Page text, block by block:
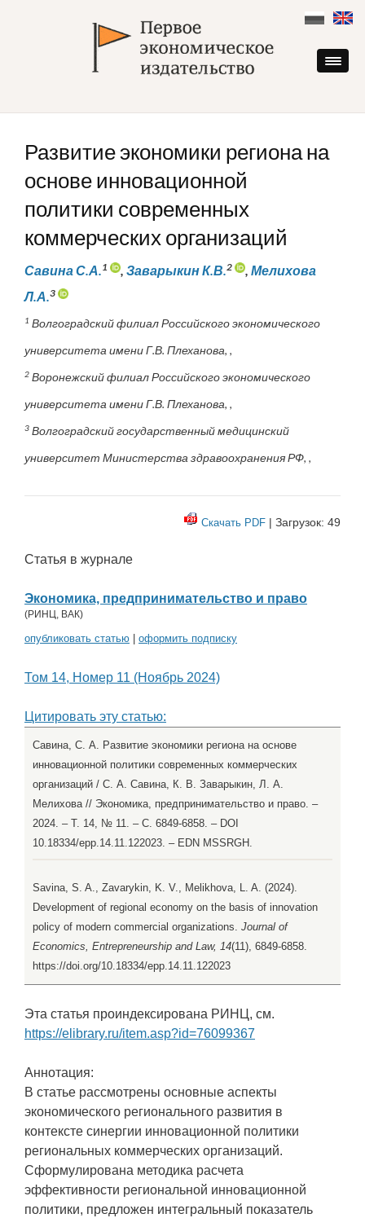
content
Развитие экономики региона на
основе инновационной
политики современных
коммерческих организаций
Савина С.А.1 , Заварыкин К.В.2 , Мелихова
Л.А.3
1 Волгоградский филиал Российского экономического
университета имени Г.В. Плеханова, ,
2 Воронежский филиал Российского экономического
университета имени Г.В. Плеханова, ,
3 Волгоградский государственный медицинский
университет Министерства здравоохранения РФ, ,
Скачать PDF | Загрузок: 49
Статья в журнале
Экономика, предпринимательство и право
(РИНЦ, ВАК)
опубликовать статью оформить подписку
Том 14, Номер 11 (Ноябрь 2024)
Цитировать эту статью:
Савина, С. А. Развитие экономики региона на основе
инновационной политики современных коммерческих
организаций / С. А. Савина, К. В. Заварыкин, Л. А.
Мелихова // Экономика, предпринимательство и право. –
2024. – Т. 14, № 11. – С. 6849-6858. – DOI
10.18334/epp.14.11.122023. – EDN MSSRGH.
Savina, S. A., Zavarykin, K. V., Melikhova, L. A. (2024).
Development of regional economy on the basis of innovation
policy of modern commercial organizations. Journal of
Economics, Entrepreneurship and Law, 14(11), 6849-6858.
https://doi.org/10.18334/epp.14.11.122023
Эта статья проиндексирована РИНЦ, см.
https://elibrary.ru/item.asp?id=76099367
Аннотация:
В статье рассмотрены основные аспекты
экономического регионального развития в
контексте синергии инновационной политики
региональных коммерческих организаций.
Сформулирована методика расчета
эффективности региональной инновационной
политики, предложен интегральный показатель